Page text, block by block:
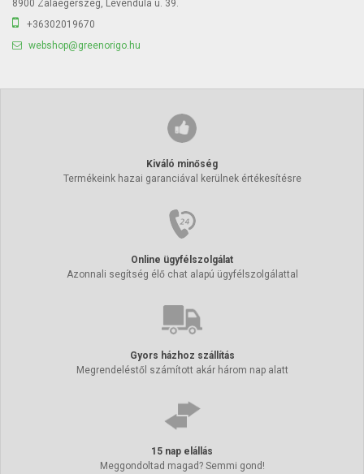
8900 Zalaegerszeg, Levendula u. 39.
+36302019670
webshop@greenorigo.hu
Kiváló minőség
Termékeink hazai garanciával kerülnek értékesítésre
Online ügyfélszolgálat
Azonnali segítség élő chat alapú ügyfélszolgálattal
Gyors házhoz szállítás
Megrendeléstől számított akár három nap alatt
15 nap elállás
Meggondoltad magad? Semmi gond!